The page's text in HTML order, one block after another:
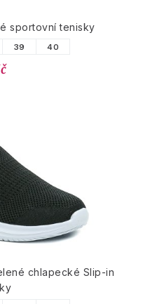
sportovní tenisky
39 40
chlapecké Slip-in